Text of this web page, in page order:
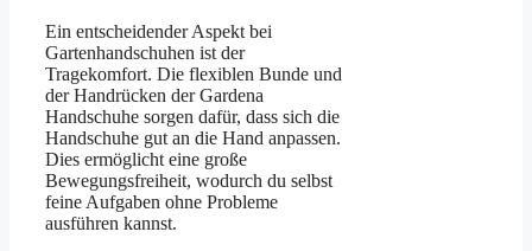
Ein entscheidender Aspekt bei
Gartenhandschuhen ist der
Tragekomfort. Die flexiblen Bunde und
der Handrücken der Gardena
Handschuhe sorgen dafür, dass sich die
Handschuhe gut an die Hand anpassen.
Dies ermöglicht eine große
Bewegungsfreiheit, wodurch du selbst
feine Aufgaben ohne Probleme
ausführen kannst.